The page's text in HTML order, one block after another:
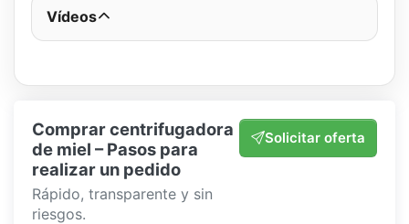
Vídeos
Comprar centrifugadora
de miel – Pasos para
realizar un pedido
Rápido, transparente y sin
riesgos.
Solicitar oferta